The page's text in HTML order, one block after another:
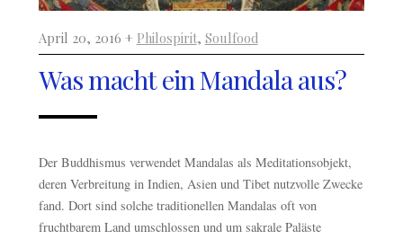
April 20, 2016 + Philospirit, Soulfood
Was macht ein Mandala aus?
Der Buddhismus verwendet Mandalas als Meditationsobjekt,
deren Verbreitung in Indien, Asien und Tibet nutzvolle Zwecke
fand. Dort sind solche traditionellen Mandalas oft von
fruchtbarem Land umschlossen und um sakrale Paläste